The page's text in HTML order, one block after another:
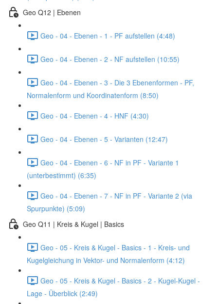
Geo Q12 | Ebenen
Geo - 04 - Ebenen - 1 - PF aufstellen (4:48)
Geo - 04 - Ebenen - 2 - NF aufstellen (10:55)
Geo - 04 - Ebenen - 3 - Die 3 Ebenenformen - PF,
Normalenform und Koordinatenform (8:50)
Geo - 04 - Ebenen - 4 - HNF (4:30)
Geo - 04 - Ebenen - 5 - Varianten (12:47)
Geo - 04 - Ebenen - 6 - NF in PF - Variante 1
(unterbestimmt) (6:35)
Geo - 04 - Ebenen - 7 - NF in PF - Variante 2 (via
Spurpunkte) (5:09)
Geo Q11 | Kreis & Kugel | Basics
Geo - 05 - Kreis & Kugel - Basics - 1 - Kreis- und
Kugelgleichung in Vektor- und Normalenform (4:12)
Geo - 05 - Kreis & Kugel - Basics - 2 - Kugel-Kugel -
Lage - Überblick (2:49)